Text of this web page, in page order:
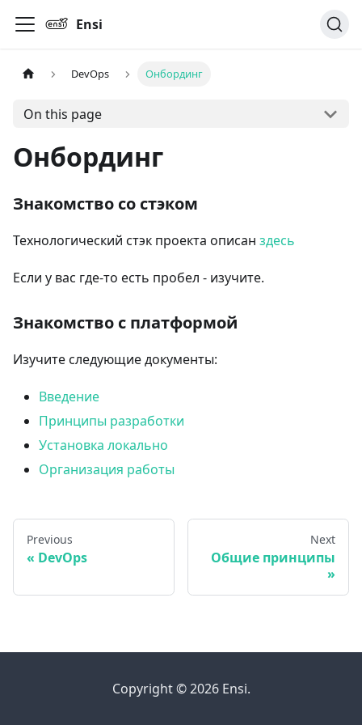
Ensi
DevOps Онбординг
On this page
Онбординг
Знакомство со стэком
Технологический стэк проекта описан здесь
Если у вас где-то есть пробел - изучите.
Знакомство с платформой
Изучите следующие документы:
Введение
Принципы разработки
Установка локально
Организация работы
Previous
DevOps
Next
Общие принципы
Copyright © 2026 Ensi.